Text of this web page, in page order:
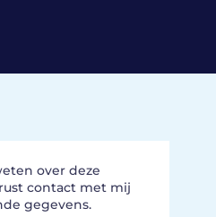
over deze
contact met mij
gegevens.